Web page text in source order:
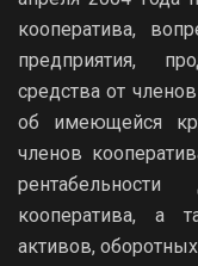
кооператива,
предприятия,
средства от
об имеющейся
членов
рентабельности
кооператива, а
активов,